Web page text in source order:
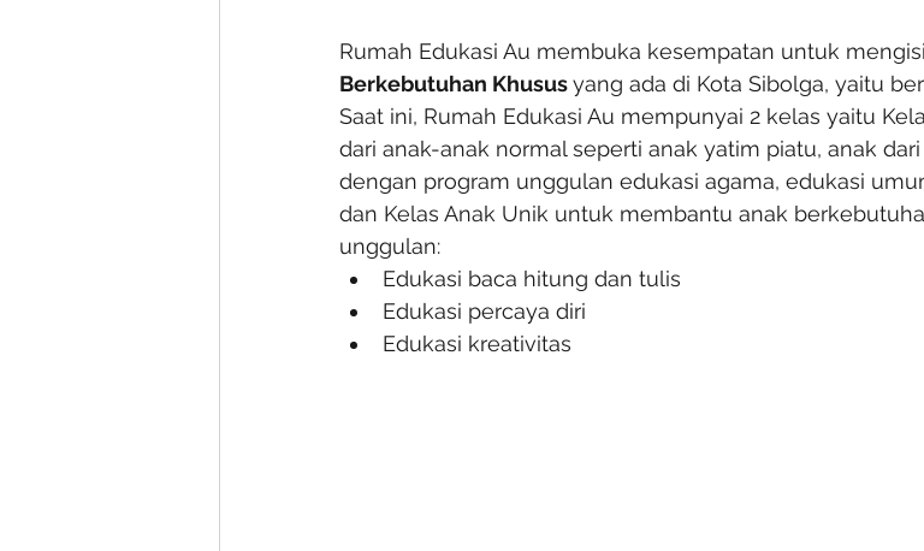
Rumah Edukasi Au membuka kesempatan untuk
Berkebutuhan Khusus yang ada di Kota Sibolga, yaitu
Saat ini, Rumah Edukasi Au mempunyai 2 kelas yaitu
dari anak-anak normal seperti anak yatim piatu, anak
dengan program unggulan edukasi agama, edukasi
dan Kelas Anak Unik untuk membantu anak
unggulan:
Edukasi baca hitung dan tulis
Edukasi percaya diri
Edukasi kreativitas